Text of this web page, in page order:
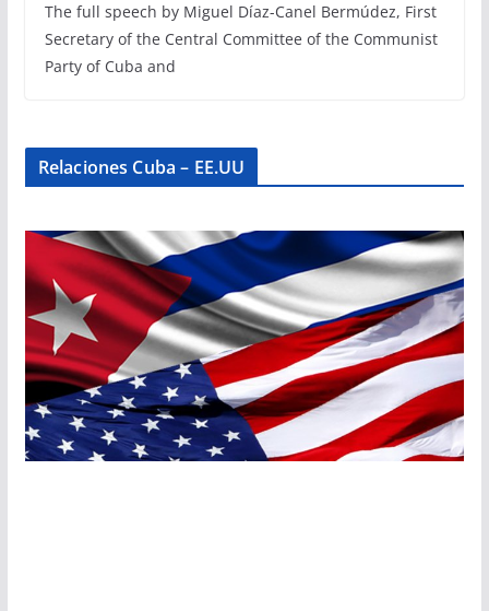
The full speech by Miguel Díaz-Canel Bermúdez, First
Secretary of the Central Committee of the Communist
Party of Cuba and
Relaciones Cuba – EE.UU